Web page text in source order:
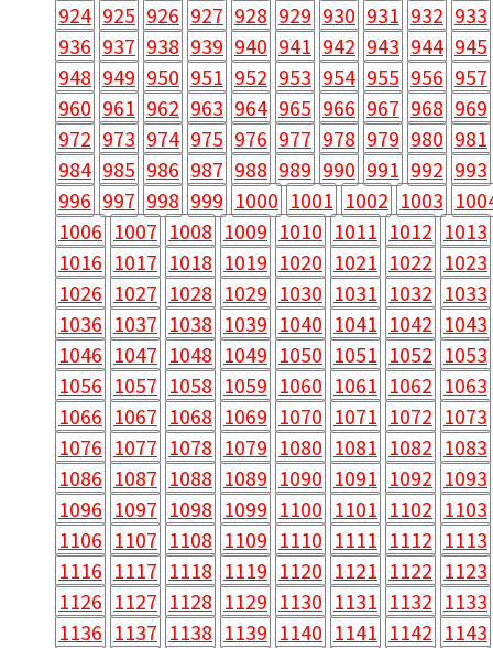
924 925 926 927 928 929 930 931 932 933
936 937 938 939 940 941 942 943 944 945
948 949 950 951 952 953 954 955 956 957
960 961 962 963 964 965 966 967 968 969
972 973 974 975 976 977 978 979 980 981
984 985 986 987 988 989 990 991 992 993
996 997 998 999 1000 1001 1002 1003
1006 1007 1008 1009 1010 1011 1012 1013
1016 1017 1018 1019 1020 1021 1022 1023
1026 1027 1028 1029 1030 1031 1032 1033
1036 1037 1038 1039 1040 1041 1042 1043
1046 1047 1048 1049 1050 1051 1052 1053
1056 1057 1058 1059 1060 1061 1062 1063
1066 1067 1068 1069 1070 1071 1072 1073
1076 1077 1078 1079 1080 1081 1082 1083
1086 1087 1088 1089 1090 1091 1092 1093
1096 1097 1098 1099 1100 1101 1102 1103
1106 1107 1108 1109 1110 1111 1112 1113
1116 1117 1118 1119 1120 1121 1122 1123
1126 1127 1128 1129 1130 1131 1132 1133
1136 1137 1138 1139 1140 1141 1142 1143